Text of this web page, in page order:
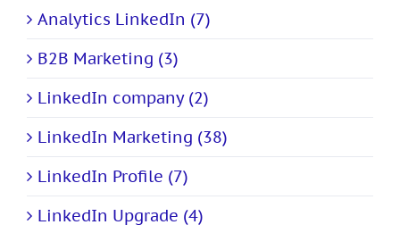
Analytics LinkedIn (7)
B2B Marketing (3)
LinkedIn company (2)
LinkedIn Marketing (38)
LinkedIn Profile (7)
LinkedIn Upgrade (4)